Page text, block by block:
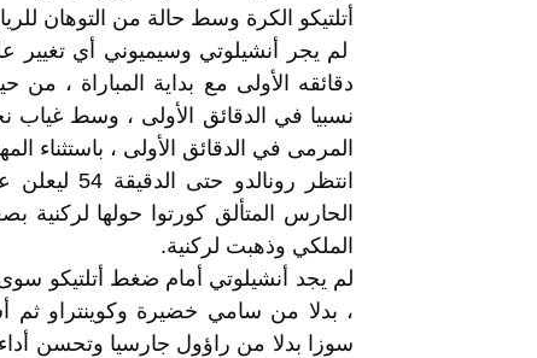
أتلتيكو الكرة وسط حالة من التوهان
لم يجر أنشيلوتي وسيميوني أي تغيير
دقائقه الأولى مع بداية المباراة ،
نسبيا في الدقائق الأولى ، وسط غياب
المرمى في الدقائق الأولى ، باستثناء
انتظر
الحارس المتألق كورتوا حولها لركنية
الملكي وذهبت لركنية.
، بدلا من سامي خضيرة وكوينتراو ثم
سوزا بدلا من راؤول جارسيا وتحسن أداء